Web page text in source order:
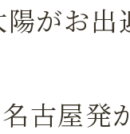
がお出
古屋発